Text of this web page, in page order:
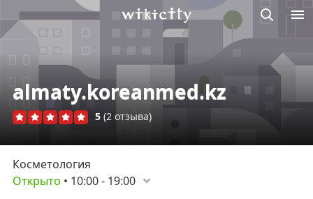
Викисити
almaty.koreanmed.kz
5 (2 отзыва)
Косметология
Открыто • 10:00- 19:00